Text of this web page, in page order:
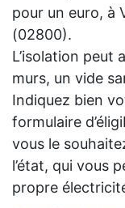
pour un euro, à
(02800).
L’isolation peut
murs, un vide
Indiquez bien
formulaire
vous le
l’état, qui vous
propre